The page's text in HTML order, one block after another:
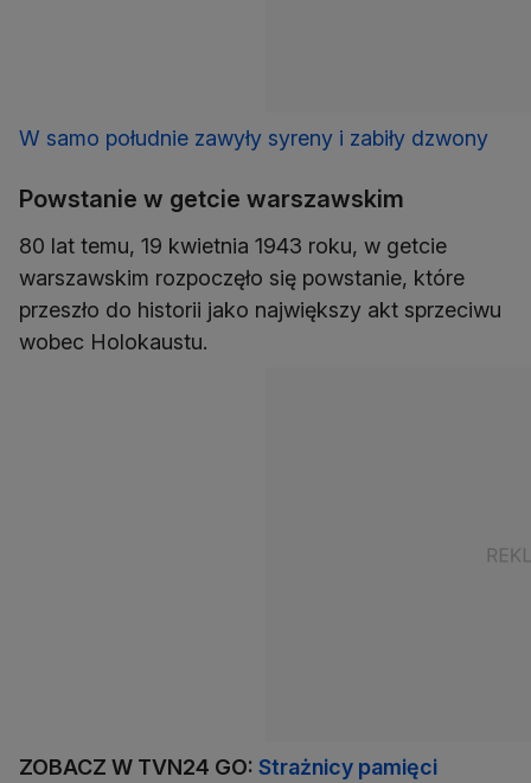
W samo południe zawyły syreny i zabiły dzwony
Powstanie w getcie warszawskim
80 lat temu, 19 kwietnia 1943 roku, w getcie
warszawskim rozpoczęło się powstanie, które
przeszło do historii jako największy akt sprzeciwu
wobec Holokaustu.
ZOBACZ W TVN24 GO: Strażnicy pamięci